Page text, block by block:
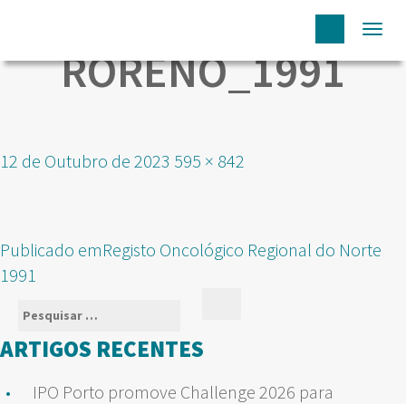
RORENO_1991
Publicado
12 de Outubro de 2023 Tamanho
595 × 842
NAVEGAÇÃO
DE
ARTIGOS
Publicado emRegisto Oncológico Regional do Norte
1991
Pesquisar
por:
ARTIGOS RECENTES
IPO Porto promove Challenge 2026 para